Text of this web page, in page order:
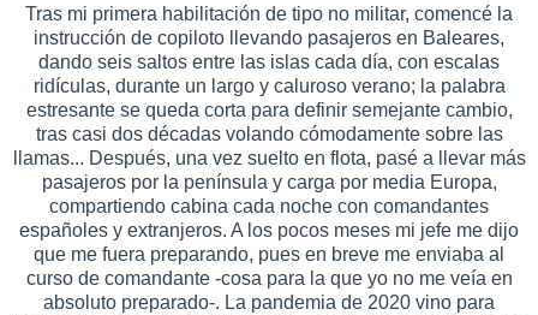
Tras mi primera habilitación de tipo no militar, comencé la
instrucción de copiloto llevando pasajeros en Baleares,
dando seis saltos entre las islas cada día, con escalas
ridículas, durante un largo y caluroso verano; la palabra
estresante se queda corta para definir semejante cambio,
tras casi dos décadas volando cómodamente sobre las
llamas... Después, una vez suelto en flota, pasé a llevar más
pasajeros por la península y carga por media Europa,
compartiendo cabina cada noche con comandantes
españoles y extranjeros. A los pocos meses mi jefe me dijo
que me fuera preparando, pues en breve me enviaba al
curso de comandante -cosa para la que yo no me veía en
absoluto preparado-. La pandemia de 2020 vino para